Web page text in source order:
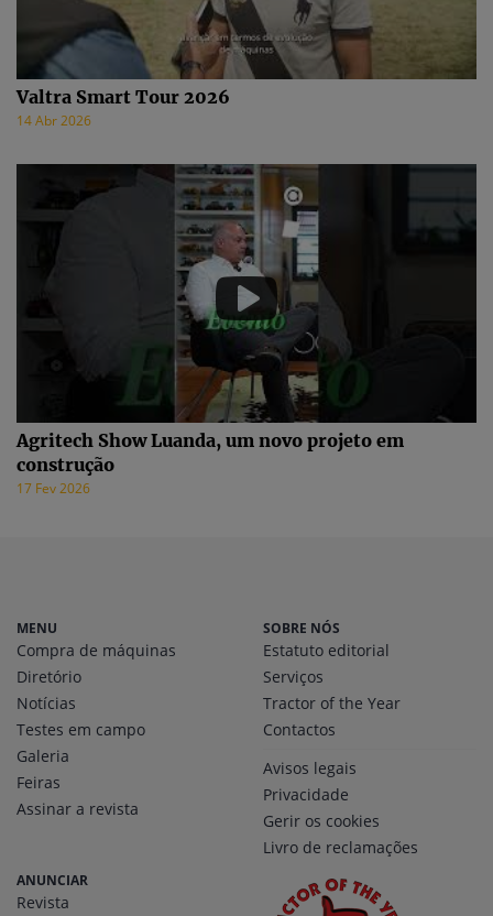
Valtra Smart Tour 2026
14 Abr 2026
Agritech Show Luanda, um novo projeto em
construção
17 Fev 2026
MENU
Compra de máquinas
Diretório
Notícias
Testes em campo
Galeria
Feiras
Assinar a revista
SOBRE NÓS
Estatuto editorial
Serviços
Tractor of the Year
Contactos
Avisos legais
Privacidade
Gerir os cookies
Livro de reclamações
ANUNCIAR
Revista